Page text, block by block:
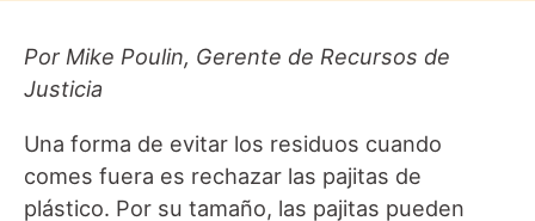
Por Mike Poulin, Gerente de Recursos de
Justicia
Una forma de evitar los residuos cuando
comes fuera es rechazar las pajitas de
plástico. Por su tamaño, las pajitas pueden